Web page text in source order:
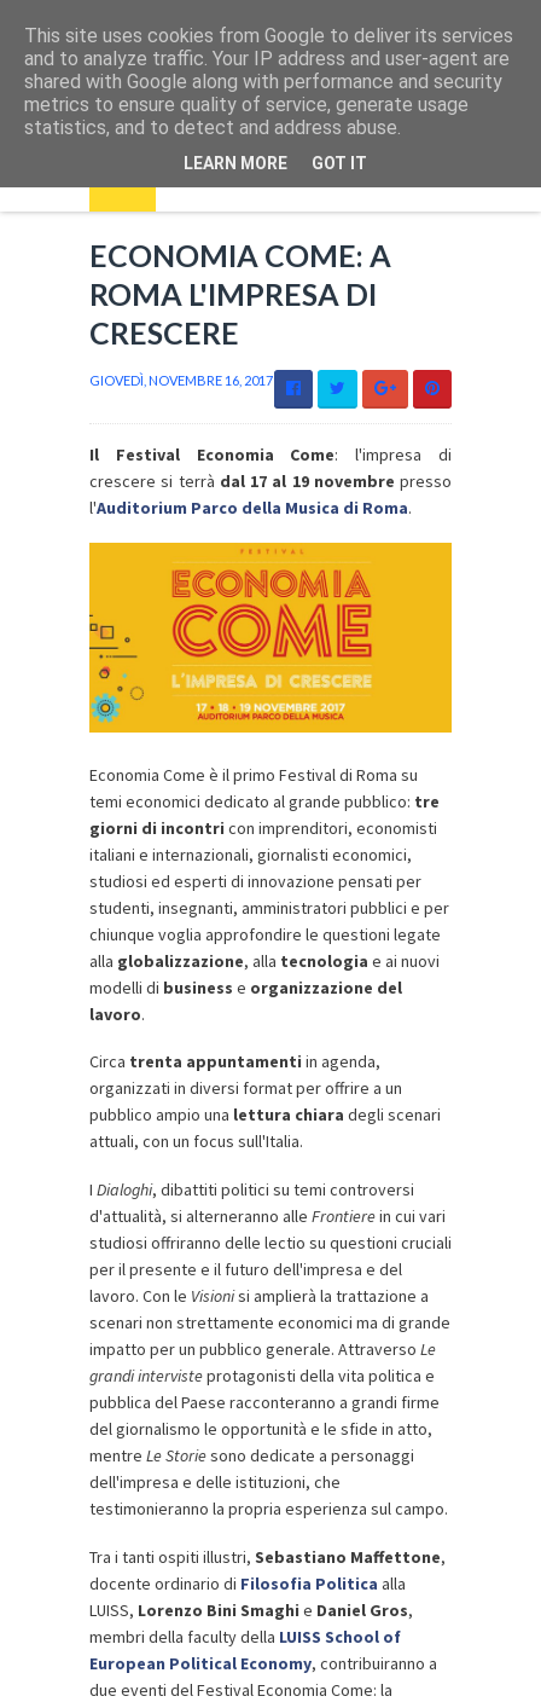
ECONOMIA COME: A
ROMA L'IMPRESA DI
CRESCERE
GIOVEDÌ, NOVEMBRE 16, 2017
Il Festival Economia Come: l'impresa di
crescere si terrà dal 17 al 19 novembre presso
l'Auditorium Parco della Musica di Roma.
Economia Come è il primo Festival di Roma su
temi economici dedicato al grande pubblico: tre
giorni di incontri con imprenditori, economisti
italiani e internazionali, giornalisti economici,
studiosi ed esperti di innovazione pensati per
studenti, insegnanti, amministratori pubblici e per
chiunque voglia approfondire le questioni legate
alla globalizzazione, alla tecnologia e ai nuovi
modelli di business e organizzazione del
lavoro.
Circa trenta appuntamenti in agenda,
organizzati in diversi format per offrire a un
pubblico ampio una lettura chiara degli scenari
attuali, con un focus sull'Italia.
I Dialoghi, dibattiti politici su temi controversi
d'attualità, si alterneranno alle Frontierein cui vari
studiosi offriranno delle lectio su questioni cruciali
per il presente e il futuro dell'impresa e del
lavoro. Con le Visionisi amplierà la trattazione a
scenari non strettamente economici ma di grande
impatto per un pubblico generale. Attraverso Le
grandi intervisteprotagonisti della vita politica e
pubblica del Paese racconteranno a grandi firme
del giornalismo le opportunità e le sfide in atto,
mentre Le Storiesono dedicate a personaggi
dell'impresa e delle istituzioni, che
testimonieranno la propria esperienza sul campo.
Tra i tanti ospiti illustri, Sebastiano Maffettone,
docente ordinario di Filosofia Politica alla
LUISS, Lorenzo Bini Smaghi e Daniel Gros,
membri della faculty della LUISS School of
European Political Economy, contribuiranno a
due eventi del Festival Economia Come: la
This site uses cookies from Google to deliver its services
and to analyze traffic. Your IP address and user-agent are
shared with Google along with performance and security
metrics to ensure quality of service, generate usage
statistics, and to detect and address abuse.
LEARN MORE GOT IT